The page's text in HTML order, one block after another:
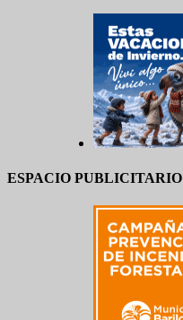
ESPACIO PUBLICITARIO